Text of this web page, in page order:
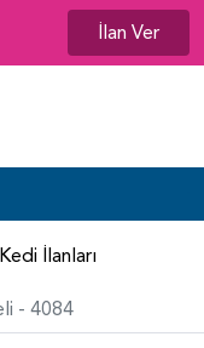
İlan Ver
Kedi İlanları
- 4084